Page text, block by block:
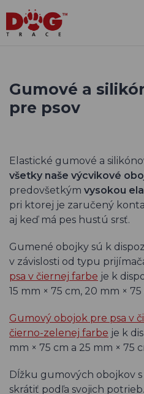
Gumové a
pre psov
Elastické gumové a
všetky naše výcvikové
predovšetkým vysokou
pri ktorej je zaručený
aj keď má pes hustú srsť.
Gumené obojky sú k
v závislosti od typu
psa v čiernej farbe je k
15 mm × 75 cm, 20 mm ×
Gumový obojok pre psa v
čierno-zelenej farbe je k
mm × 75 cm a 25 mm × 75
Dĺžku gumových obojkov
skrátiť podľa svojich potrieb.